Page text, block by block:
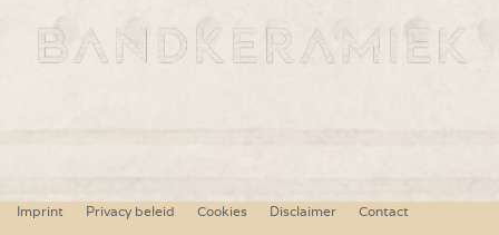
Imprint Privacy beleid Cookies Disclaimer Contact